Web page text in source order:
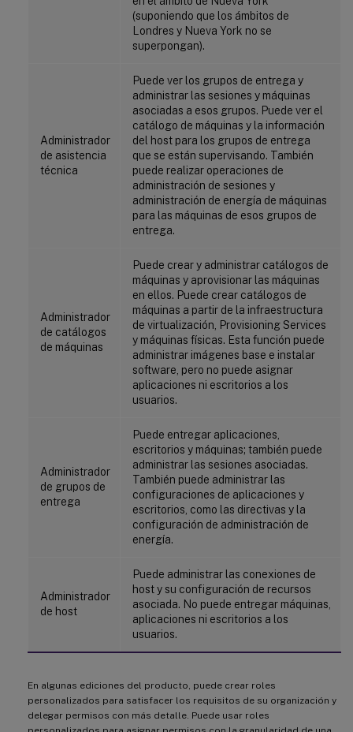
(suponiendo que los ámbitos de
Londres y Nueva York no se
superpongan).
Administrador
de asistencia
técnica
Puede ver los grupos de entrega y
administrar las sesiones y máquinas
asociadas a esos grupos. Puede ver el
catálogo de máquinas y la información
del host para los grupos de entrega
que se están supervisando. También
puede realizar operaciones de
administración de sesiones y
administración de energía de máquinas
para las máquinas de esos grupos de
entrega.
Administrador
de catálogos
de máquinas
Puede crear y administrar catálogos de
máquinas y aprovisionar las máquinas
en ellos. Puede crear catálogos de
máquinas a partir de la infraestructura
de virtualización, Provisioning Services
y máquinas físicas. Esta función puede
administrar imágenes base e instalar
software, pero no puede asignar
aplicaciones ni escritorios a los
usuarios.
Administrador
de grupos de
entrega
Puede entregar aplicaciones,
escritorios y máquinas; también puede
administrar las sesiones asociadas.
También puede administrar las
configuraciones de aplicaciones y
escritorios, como las directivas y la
configuración de administración de
energía.
Administrador
de host
Puede administrar las conexiones de
host y su configuración de recursos
asociada. No puede entregar máquinas,
aplicaciones ni escritorios a los
usuarios.
En algunas ediciones del producto, puede crear roles
personalizados para satisfacer los requisitos de su organización y
delegar permisos con más detalle. Puede usar roles